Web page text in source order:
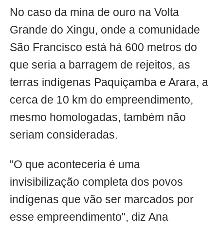
No caso da mina de ouro na Volta
Grande do Xingu, onde a comunidade
São Francisco está há 600 metros do
que seria a barragem de rejeitos, as
terras indígenas Paquiçamba e Arara, a
cerca de 10 km do empreendimento,
mesmo homologadas, também não
seriam consideradas.
"O que aconteceria é uma
invisibilização completa dos povos
indígenas que vão ser marcados por
esse empreendimento", diz Ana